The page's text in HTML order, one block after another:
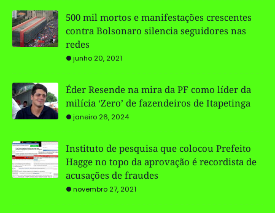
500 mil mortos e manifestações crescentes
contra Bolsonaro silencia seguidores nas
redes
junho 20, 2021
Éder Resende na mira da PF como líder da
milícia ‘Zero’ de fazendeiros de Itapetinga
janeiro 26, 2024
Instituto de pesquisa que colocou Prefeito
Hagge no topo da aprovação é recordista de
acusações de fraudes
novembro 27, 2021